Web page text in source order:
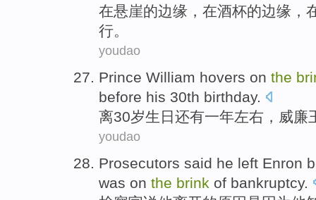
在悬崖的边缘，在酒杯的边缘 ，
行。
youdao
Prince William hovers on the
before his 30th birthday.
离30岁生日还有一年左右 ，威廉
youdao
Prosecutors said he left Enron
was on the brink of bankruptcy.